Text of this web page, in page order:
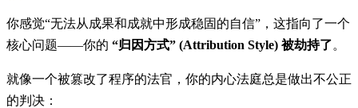
你感觉“无法从成果和成就中形成稳固的自信”，这指向了一个
核心问题——你的 “归因方式” (Attribution Style) 被劫持了。
就像一个被篡改了程序的法官，你的内心法庭总是做出不公正
的判决：